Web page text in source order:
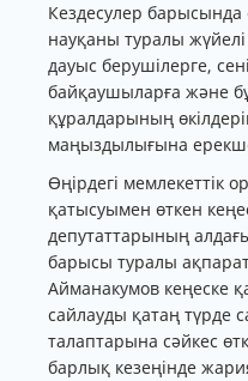
Кездесулер
науқаны туралы
дауыс берушілерге,
байқаушыларға және
құралдарының
маңыздылығына
Өңірдегі мемлекеттік
қатысуымен өткен
депутаттарының
барысы туралы
Айманакумов кеңеске
сайлауды қатаң түрде
талаптарына сәйкес
барлық кезеңінде